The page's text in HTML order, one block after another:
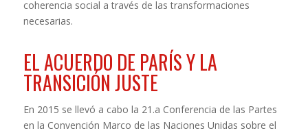
coherencia social a través de las transformaciones
necesarias.
EL ACUERDO DE PARÍS Y LA
TRANSICIÓN JUSTE
En 2015 se llevó a cabo la 21.a Conferencia de las Partes
en la Convención Marco de las Naciones Unidas sobre el